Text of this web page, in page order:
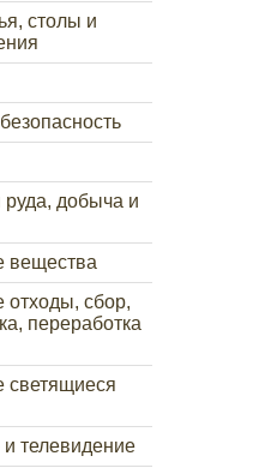
столы и
руда, добыча и
вещества
отходы, сбор,
переработка
светящиеся
телевидение